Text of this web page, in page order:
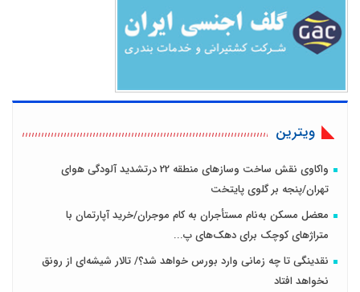
ویترین
واکاوی نقش ساخت وسازهای منطقه 22 درتشدید آلودگی هوای
تهران/پنجه بر گلوی پایتخت
معضل مسکن به‌نام مستأجران به کام موجران/خرید آپارتمان با
متراژهای کوچک برای دهک‌های پ...
نقدینگی تا چه زمانی وارد بورس خواهد شد؟/ تالار شیشه‌ای از رونق
نخواهد افتاد